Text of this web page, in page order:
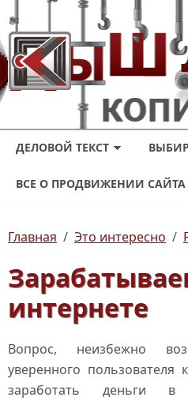
ДЕЛОВОЙ ТЕКСТ
ВСЕ О ПРОДВИЖЕНИИ САЙТА
Главная / Это интересно /
интернете
Вопрос, неизбежно
уверенного
заработать деньги в